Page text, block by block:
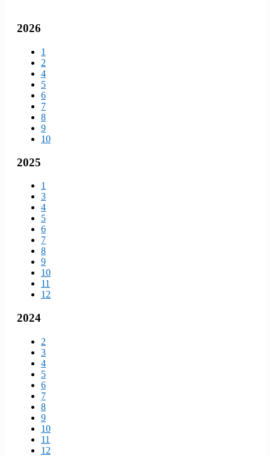
2026
1
2
4
5
6
7
8
9
10
2025
1
3
4
5
6
7
8
9
10
11
12
2024
2
3
4
5
6
7
8
9
10
11
12